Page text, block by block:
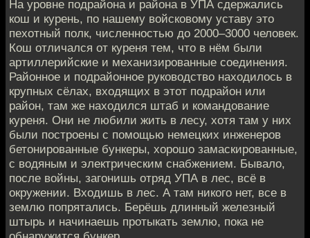
На уровне подрайона и района в УПА сдержались
кош и курень, по нашему войсковому уставу это
пехотный полк, численностью до 2000–3000 человек.
Кош отличался от куреня тем, что в нём были
артиллерийские и механизированные соединения.
Районное и подрайонное руководство находилось в
крупных сёлах, входящих в этот подрайон или
район, там же находился штаб и командование
куреня. Они не любили жить в лесу, хотя там у них
были построены с помощью немецких инженеров
бетонированные бункеры, хорошо замаскированные,
с водяным и электрическим снабжением. Бывало,
после войны, загонишь отряд УПА в лес, всё в
окружении. Входишь в лес. А там никого нет, все в
землю попрятались. Берёшь длинный железный
штырь и начинаешь протыкать землю, пока не